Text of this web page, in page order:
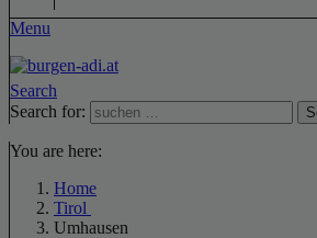
Menu
Search
Search for:
You are here:
Home
Tirol
Umhausen